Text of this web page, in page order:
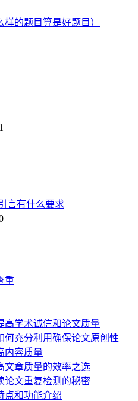
的题目算是好题目）
言有什么要求
重
高学术诚信和论文质量
何充分利用确保论文原创性
内容质量
文章质量的效率之选
论文重复检测的秘密
点和功能介绍